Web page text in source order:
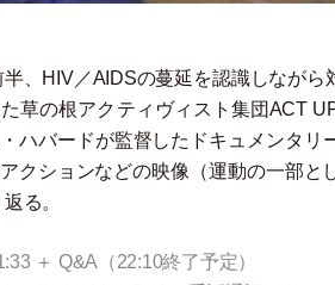
、HIV／AIDSの蔓延を認識しなが
草の根アクティヴィスト集団ACT
・ ハバードが監督したドキュメンタリ
クションなどの映像 （運動の一部と
る。
＋ Q&A （22:10終了予定）